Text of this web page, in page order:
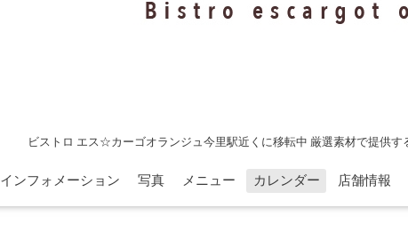
ビストロ エス☆カーゴオランジュ今里駅近くに移転中 厳選素材で提供す
インフォメーション 写真 メニュー カレンダー 店舗情報